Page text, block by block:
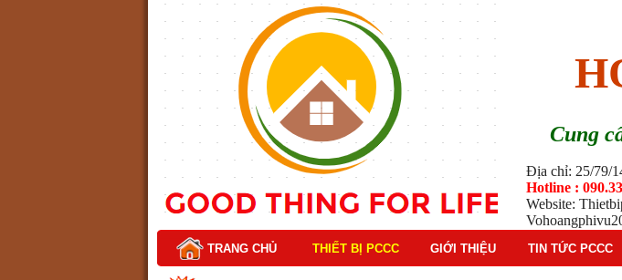
Cung
Địa chỉ: 25/79/
Hotline :
Website:
TRANG CHỦ THIẾT BỊ PCCC GIỚI THIỆU TIN TỨC PCCC